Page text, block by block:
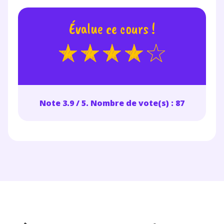
Évalue ce cours !
Note 3.9 / 5. Nombre de vote(s) : 87